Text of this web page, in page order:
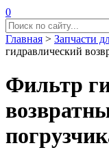
0
Главная > Запчасти
гидравлический
Фильтр